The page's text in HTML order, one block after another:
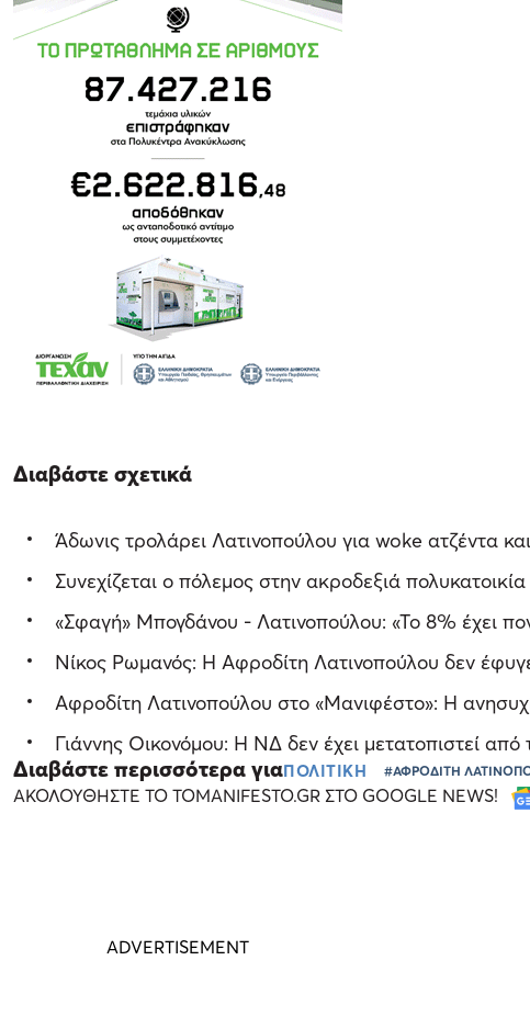
Διαβάστε σχετικά
Άδωνις τρολάρει Λατινοπούλου για woke ατζέντα
Συνεχίζεται ο πόλεμος στην ακροδεξιά
«Σφαγή» Μπογδάνου - Λατινοπούλου: «Το 8% έχει
Νίκος Ρωμανός: Η Αφροδίτη Λατινοπούλου δεν
Αφροδίτη Λατινοπούλου στο «Μανιφέστο»: Η
Γιάννης Οικονόμου: Η ΝΔ δεν έχει μετατοπιστεί από
Διαβάστε περισσότερα γιαΠΟΛΙΤΙΚΗ #ΑΦΡΟΔΙΤΗ
ΑΚΟΛΟΥΘΗΣΤΕ ΤΟ TOMANIFESTO.GR ΣΤΟ GOOGLE NEWS!